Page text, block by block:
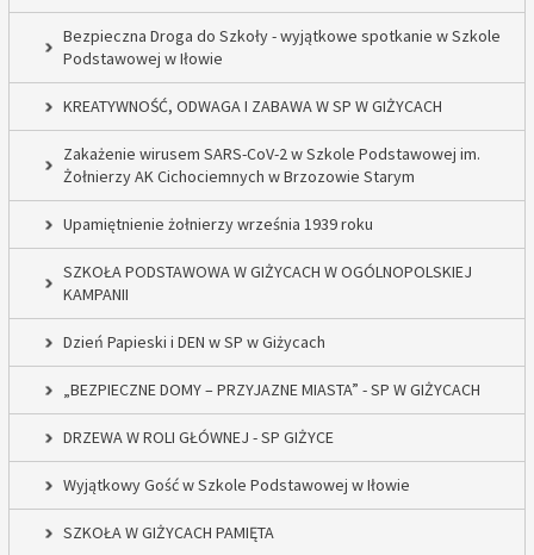
Bezpieczna Droga do Szkoły - wyjątkowe spotkanie w Szkole
Podstawowej w Iłowie
KREATYWNOŚĆ, ODWAGA I ZABAWA W SP W GIŻYCACH
Zakażenie wirusem SARS-CoV-2 w Szkole Podstawowej im.
Żołnierzy AK Cichociemnych w Brzozowie Starym
Upamiętnienie żołnierzy września 1939 roku
SZKOŁA PODSTAWOWA W GIŻYCACH W OGÓLNOPOLSKIEJ
KAMPANII
Dzień Papieski i DEN w SP w Giżycach
„BEZPIECZNE DOMY – PRZYJAZNE MIASTA” - SP W GIŻYCACH
DRZEWA W ROLI GŁÓWNEJ - SP GIŻYCE
Wyjątkowy Gość w Szkole Podstawowej w Iłowie
SZKOŁA W GIŻYCACH PAMIĘTA